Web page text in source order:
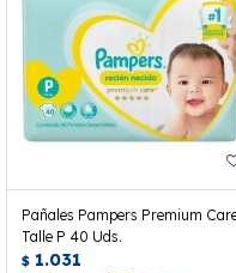
Pañales Pampers Premium
Talle P 40 Uds.
$ 1.031